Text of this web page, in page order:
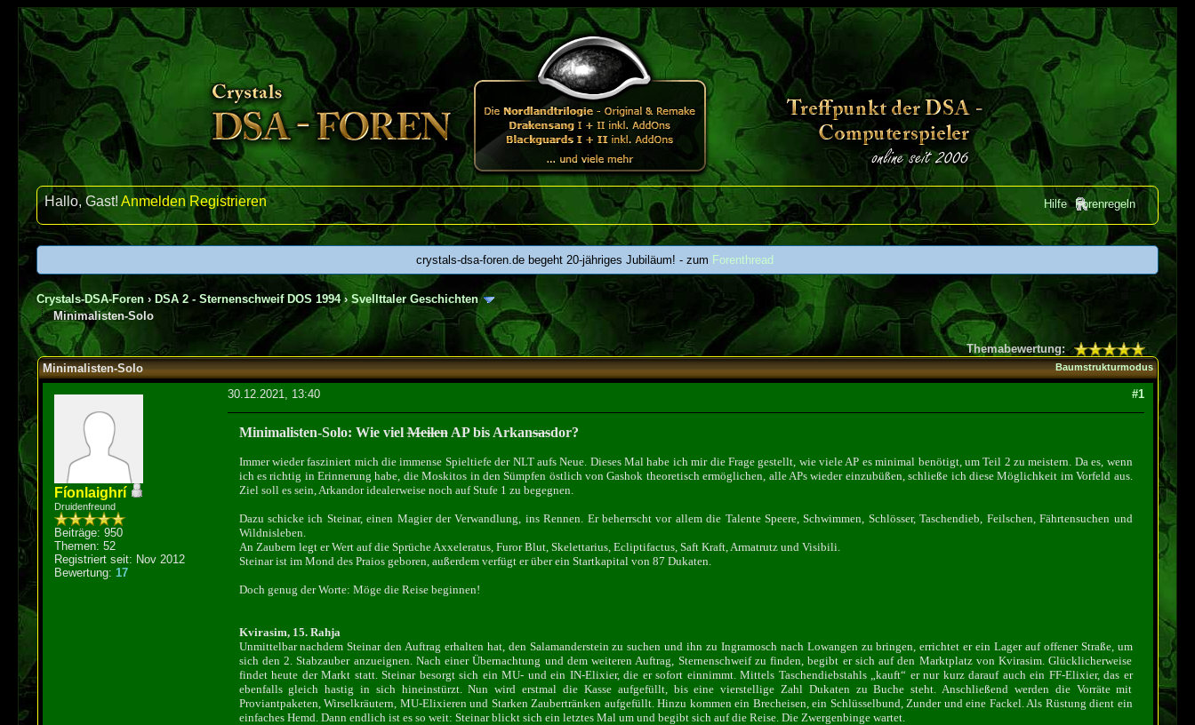
Hilfe Forenregeln
Hallo, Gast!Anmelden Registrieren
crystals-dsa-foren.de begeht 20-jähriges Jubiläum! - zum Forenthread
Crystals-DSA-Foren › DSA 2 - Sternenschweif DOS 1994›Svellttaler Geschichten
Minimalisten-Solo
Themabewertung:
1 Bewertung(en) - 5 im Durchschnitt
Baumstrukturmodus
Minimalisten-Solo
Fíonlaighrí
Druidenfreund
Beiträge: 950
Themen: 52
Registriert seit: Nov 2012
Bewertung: 17
#1
30.12.2021, 13:40
Minimalisten-Solo: Wie vielMeilenAP bis Arkansasdor?
Immer wieder fasziniert mich die immense Spieltiefe der NLT aufs Neue. Dieses Mal habe ich mir die Frage gestellt, wie viele AP es minimal benötigt, um Teil 2 zu meistern. Da es, wenn
ich es richtig in Erinnerung habe, die Moskitos in den Sümpfen östlich von Gashok theoretisch ermöglichen, alle APs wieder einzubüßen, schließe ich diese Möglichkeit im Vorfeld aus.
Ziel soll es sein, Arkandor idealerweise noch auf Stufe 1 zu begegnen.
Dazu schicke ich Steinar, einen Magier der Verwandlung, ins Rennen. Er beherrscht vor allem die Talente Speere, Schwimmen, Schlösser, Taschendieb, Feilschen, Fährtensuchen und
Wildnisleben.
An Zaubern legt er Wert auf die Sprüche Axxeleratus, Furor Blut, Skelettarius, Ecliptifactus, Saft Kraft, Armatrutz und Visibili.
Steinar ist im Mond des Praios geboren, außerdem verfügt er über ein Startkapital von 87 Dukaten.
Doch genug der Worte: Möge die Reise beginnen!
Kvirasim, 15. Rahja
Unmittelbar nachdem Steinar den Auftrag erhalten hat, den Salamanderstein zu suchen und ihn zu Ingramosch nach Lowangen zu bringen, errichtet er ein Lager auf offener Straße, um
sich den 2. Stabzauber anzueignen. Nach einer Übernachtung und dem weiteren Auftrag, Sternenschweif zu finden, begibt er sich auf den Marktplatz von Kvirasim. Glücklicherweise
findet heute der Markt statt. Steinar besorgt sich ein MU- und ein IN-Elixier, die er sofort einnimmt. Mittels Taschendiebstahls „kauft“ er nur kurz darauf auch ein FF-Elixier, das er
ebenfalls gleich hastig in sich hineinstürzt. Nun wird erstmal die Kasse aufgefüllt, bis eine vierstellige Zahl Dukaten zu Buche steht. Anschließend werden die Vorräte mit
Proviantpaketen, Wirselkräutern, MU-Elixieren und Starken Zaubertränken aufgefüllt. Hinzu kommen ein Brecheisen, ein Schlüsselbund, Zunder und eine Fackel. Als Rüstung dient ein
einfaches Hemd. Dann endlich ist es so weit: Steinar blickt sich ein letztes Mal um und begibt sich auf die Reise. Die Zwergenbinge wartet.